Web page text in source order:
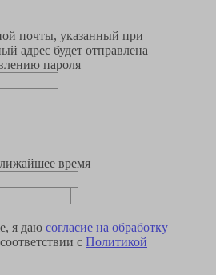
почты, указанный при
адрес будет отправлена
пароля
время
я даю согласие на обработку
с Политикой